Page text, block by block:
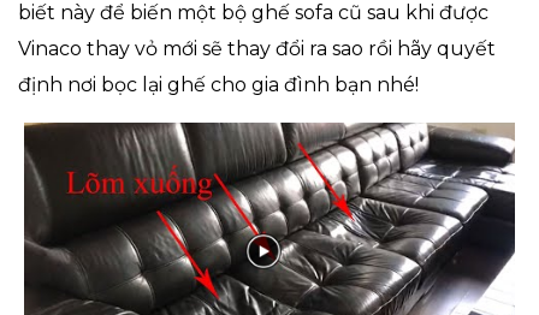
biết này để biến một bộ ghế sofa cũ sau khi được
Vinaco thay vỏ mới sẽ thay đổi ra sao rồi hãy quyết
định nơi bọc lại ghế cho gia đình bạn nhé!